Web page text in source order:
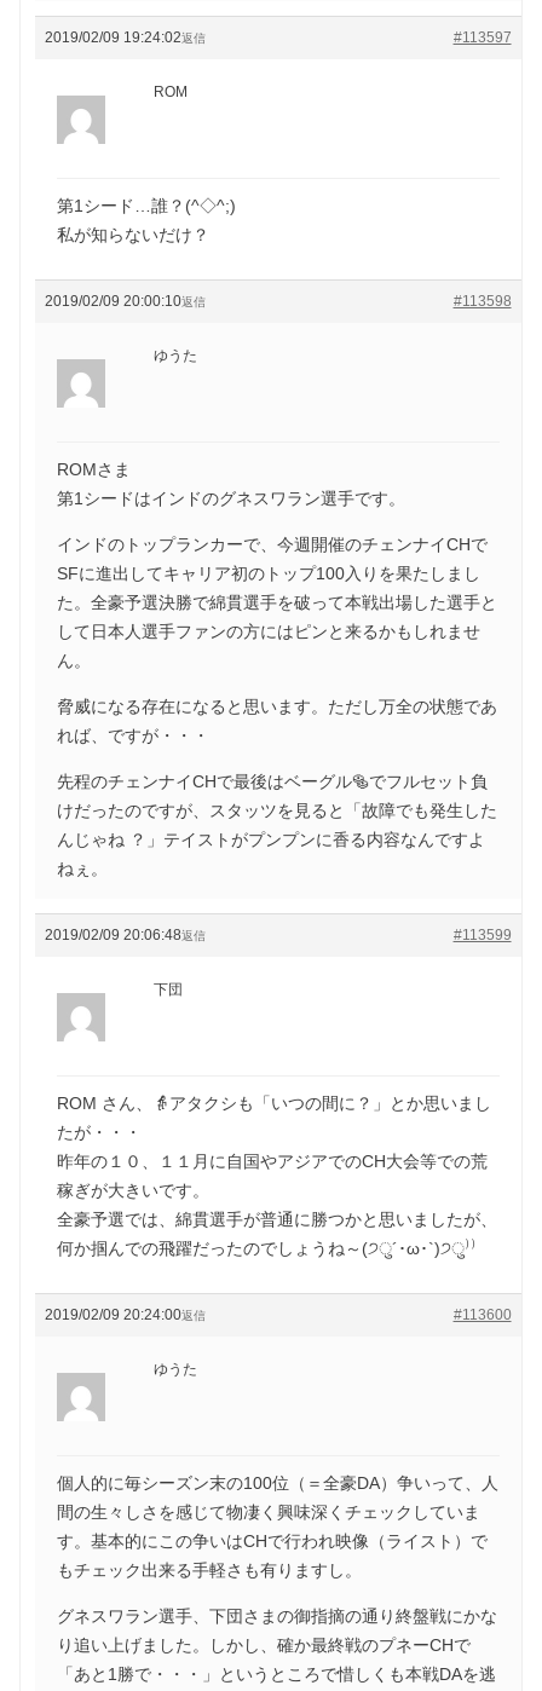
2019/02/09 19:24:02 #113597
返信
ROM
第1シード…誰？(^◇^;)
私が知らないだけ？
2019/02/09 20:00:10 #113598
返信
ゆうた
ROMさま
第1シードはインドのグネスワラン選手です。
インドのトップランカーで、今週開催のチェンナイCHで
SFに進出してキャリア初のトップ100入りを果たしまし
た。全豪予選決勝で綿貫選手を破って本戦出場した選手と
して日本人選手ファンの方にはピンと来るかもしれませ
ん。
脅威になる存在になると思います。ただし万全の状態であ
れば、ですが・・・
先程のチェンナイCHで最後はベーグル🥯でフルセット負
けだったのですが、スタッツを見ると「故障でも発生した
んじゃね ？」テイストがプンプンに香る内容なんですよ
ねぇ。
2019/02/09 20:06:48 #113599
返信
下団
ROM さん、👵アタクシも「いつの間に？」とか思いまし
たが・・・
昨年の１０、１１月に自国やアジアでのCH大会等での荒
稼ぎが大きいです。
全豪予選では、綿貫選手が普通に勝つかと思いましたが、
何か掴んでの飛躍だったのでしょうね～(੭ु´･ω･`)੭ु⁾⁾
2019/02/09 20:24:00 #113600
返信
ゆうた
個人的に毎シーズン末の100位（＝全豪DA）争いって、人
間の生々しさを感じて物凄く興味深くチェックしていま
す。基本的にこの争いはCHで行われ映像（ライスト）で
もチェック出来る手軽さも有りますし。
グネスワラン選手、下団さまの御指摘の通り終盤戦にかな
り追い上げました。しかし、確か最終戦のプネーCHで
「あと1勝で・・・」というところで惜しくも本戦DAを逃